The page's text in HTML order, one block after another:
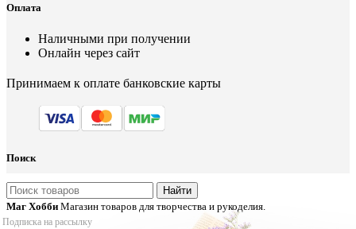
Оплата
Наличными при получении
Онлайн через сайт
Принимаем к оплате банковские карты
Поиск
Найти
Маг Хобби Магазин товаров для творчества и рукоделия.
Подписка на рассылку